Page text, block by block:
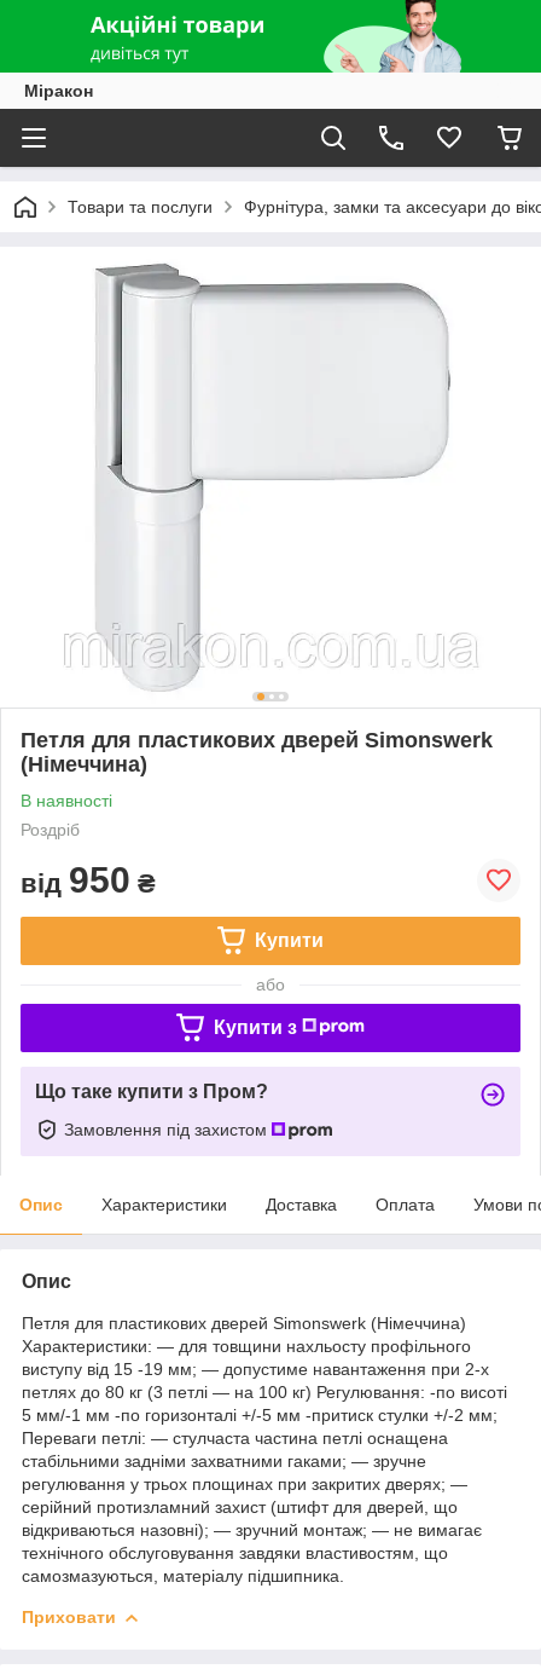
Міракон
Товари та послуги Фурнітура, замки та аксесуари до
Петля для пластикових дверей Simonswerk
(Німеччина)
В наявності
Роздріб
від 950 ₴
Купити
або
Купити з
Що таке купити з Пром?
Замовлення під захистом
Опис Характеристики Доставка Оплата Умови
Опис
Петля для пластикових дверей Simonswerk (Німеччина)
Характеристики: ― для товщини нахльосту профільного
виступу від 15 -19 мм; ― допустиме навантаження при 2-х
петлях до 80 кг (3 петлі ― на 100 кг) Регулювання: -по висоті
5 мм/-1 мм -по горизонталі +/-5 мм -притиск стулки +/-2 мм;
Переваги петлі: ― стулчаста частина петлі оснащена
стабільними задніми захватними гаками; ― зручне
регулювання у трьох площинах при закритих дверях; ―
серійний протизламний захист (штифт для дверей, що
відкриваються назовні); ― зручний монтаж; ― не вимагає
технічного обслуговування завдяки властивостям, що
самозмазуються, матеріалу підшипника.
Приховати